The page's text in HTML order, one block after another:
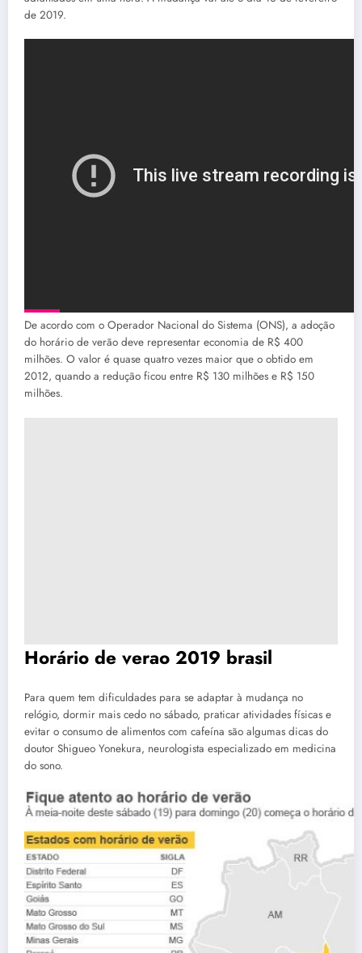
de 2019.
De acordo com o Operador Nacional do Sistema (ONS), a adoção
do horário de verão deve representar economia de R$ 400
milhões. O valor é quase quatro vezes maior que o obtido em
2012, quando a redução ficou entre R$ 130 milhões e R$ 150
milhões.
Horário de verao 2019 brasil
Para quem tem dificuldades para se adaptar à mudança no
relógio, dormir mais cedo no sábado, praticar atividades físicas e
evitar o consumo de alimentos com cafeína são algumas dicas do
doutor Shigueo Yonekura, neurologista especializado em medicina
do sono.